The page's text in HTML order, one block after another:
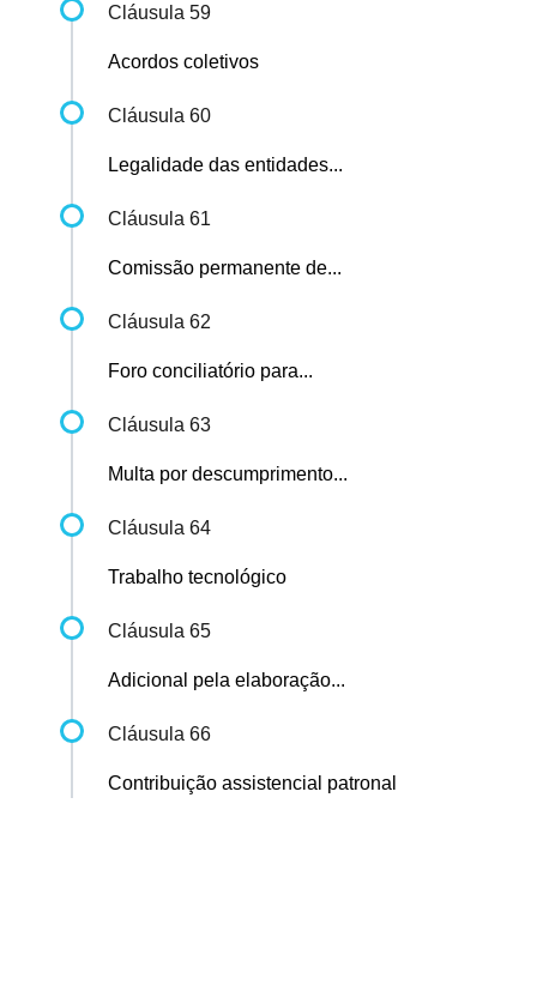
Cláusula 59
Acordos coletivos
Cláusula 60
Legalidade das entidades...
Cláusula 61
Comissão permanente de...
Cláusula 62
Foro conciliatório para...
Cláusula 63
Multa por descumprimento...
Cláusula 64
Trabalho tecnológico
Cláusula 65
Adicional pela elaboração...
Cláusula 66
Contribuição assistencial patronal